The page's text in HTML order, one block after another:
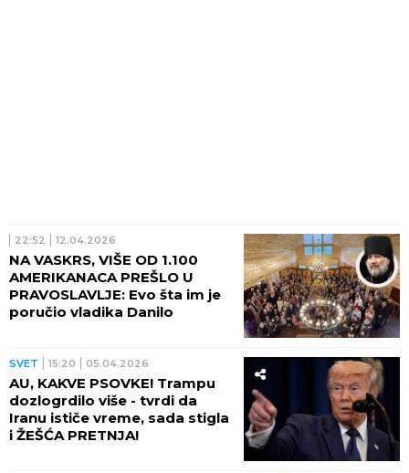
22:52 12.04.2026
NA VASKRS, VIŠE OD 1.100
AMERIKANACA PREŠLO U
PRAVOSLAVLJE: Evo šta im je
poručio vladika Danilo
SVET 15:20 05.04.2026
AU, KAKVE PSOVKE! Trampu
dozlogrdilo više - tvrdi da
Iranu ističe vreme, sada stigla
i ŽEŠĆA PRETNJA!